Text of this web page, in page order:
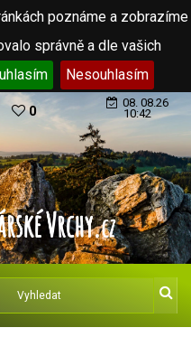
poznáme a zobrazíme
správně a dle vašich
Nesouhlasím
0
08. 08.26
10:42